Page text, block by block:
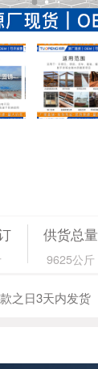
供货总量
9625公斤
之日3天内发货